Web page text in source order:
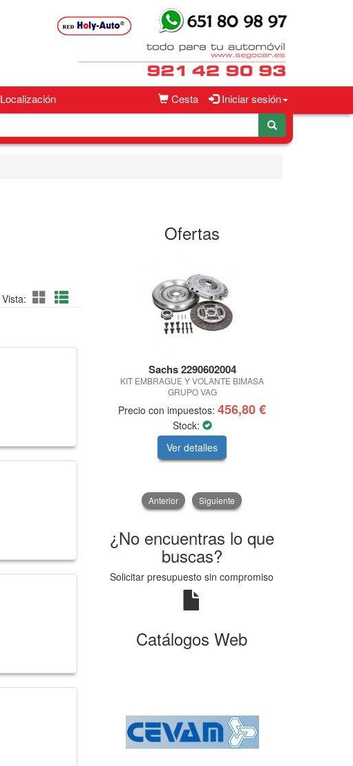
Cesta Iniciar sesión
Localización
Vista:
Ofertas
Sachs 2290602004
KIT EMBRAGUE Y VOLANTE BIMASA
GRUPO VAG
Precio con impuestos: 456,80 €
Stock:
Ver detalles
Anterior Siguiente
¿No encuentras lo que
buscas?
Solicitar presupuesto sin compromiso
Catálogos Web